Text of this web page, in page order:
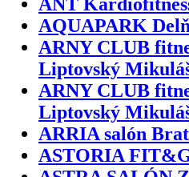
AQUAPARK
ARNY CLUB
Liptovský
ARNY CLUB
Liptovský
ARRIA salón
ASTORIA